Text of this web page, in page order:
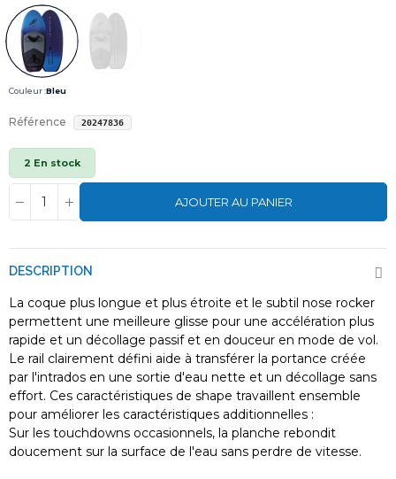
Couleur :Bleu
Référence 20247836
2 En stock
AJOUTER AU PANIER
DESCRIPTION
La coque plus longue et plus étroite et le subtil nose rocker
permettent une meilleure glisse pour une accélération plus
rapide et un décollage passif et en douceur en mode de vol.
Le rail clairement défini aide à transférer la portance créée
par l'intrados en une sortie d'eau nette et un décollage sans
effort. Ces caractéristiques de shape travaillent ensemble
pour améliorer les caractéristiques additionnelles :
Sur les touchdowns occasionnels, la planche rebondit
doucement sur la surface de l'eau sans perdre de vitesse.